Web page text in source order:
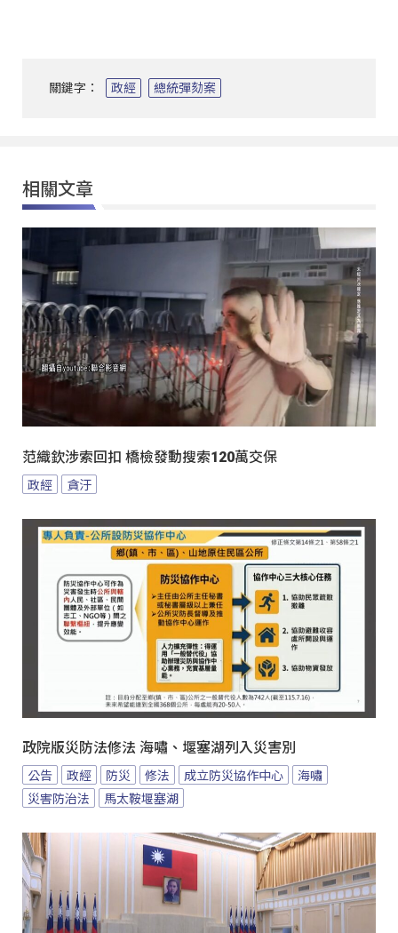
關鍵字： 政經 總統彈劾案
相關文章
范織欽涉索回扣 橋檢發動搜索120萬交保
政經 貪汙
政院版災防法修法 海嘯、堰塞湖列入災害別
公告 政經 防災 修法 成立防災協作中心
海嘯
災害防治法
馬太鞍堰塞湖